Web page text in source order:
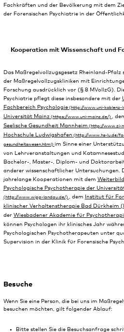
Fachkräften und der Bevölkerung mit dem
der Forensischen Psychiatrie in der
Kooperation mit Wissenschaft und
Das Maßregelvollzugsgesetz Rheinland-
der Maßregelvollzugskliniken mit
Forschung ausdrücklich vor (§ 8 MVollzG).
Psychiatrie pflegt diese insbesondere mit der
Fachbereich Psychologie
Universität Mainz
,
Seelische Gesundheit Mannheim
Hochschule Ludwigshafen
im Sinne einer
von Lehrveranstaltungen und
Bachelor-, Master-, Diplom- und
anderer wissenschaftlicher Untersuchungen.
jahrelange Kooperationen mit dem
Psychologische Psychotherapie der
, dem
Institut für
klinischer Verhaltenstherapie Bad Dürkheim
der Wiesbadener Akademie für
können Psychologen ihr klinisches Jahr
Psychologischen Psychotherapeuten unter
Supervision in der Klinik für Forensische
Besuche
Wenn Sie eine Person, die bei uns im
besuchen möchten, gilt folgender Ablauf:
Bitte stellen Sie die Besuchsanfrage